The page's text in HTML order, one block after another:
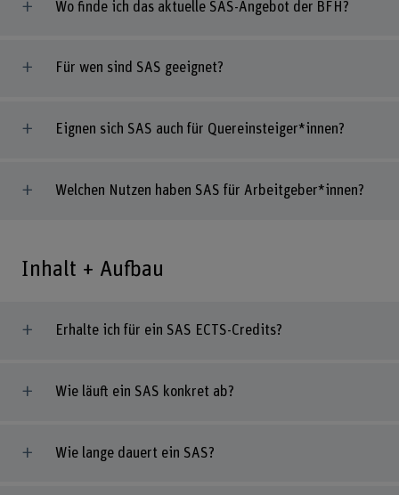
Wo finde ich das aktuelle SAS-Angebot der BFH?
Für wen sind SAS geeignet?
Eignen sich SAS auch für Quereinsteiger*innen?
Welchen Nutzen haben SAS für Arbeitgeber*innen?
Inhalt + Aufbau
Erhalte ich für ein SAS ECTS-Credits?
Wie läuft ein SAS konkret ab?
Wie lange dauert ein SAS?